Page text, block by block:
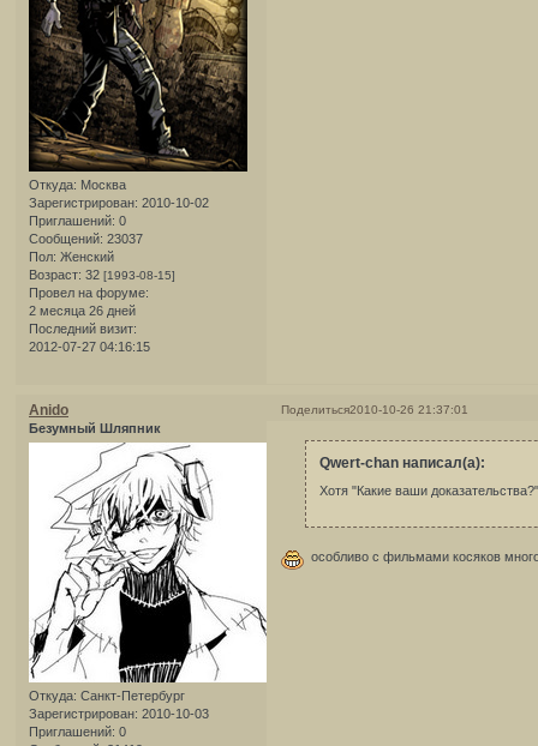
Откуда: Москва
Зарегистрирован: 2010-10-02
Приглашений: 0
Сообщений: 23037
Пол: Женский
Возраст: 32 [1993-08-15]
Провел на форуме:
2 месяца 26 дней
Последний визит:
2012-07-27 04:16:15
Поделиться2010-10-26 21:37:01
Anido
Безумный Шляпник
Откуда: Санкт-Петербург
Зарегистрирован: 2010-10-03
Приглашений: 0
Qwert-chan написал(а):
Хотя "Какие ваши
особливо с фильмами косяков